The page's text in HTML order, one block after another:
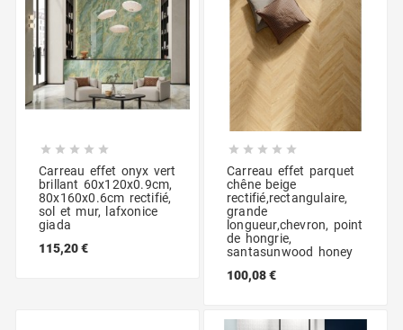
    
Carreau effet onyx vert
brillant 60x120x0.9cm,
80x160x0.6cm rectifié,
sol et mur, lafxonice
giada
115,20 €
    
Carreau effet parquet
chêne beige
rectifié,rectangulaire,
grande
longueur,chevron, point
de hongrie,
santasunwood honey
100,08 €